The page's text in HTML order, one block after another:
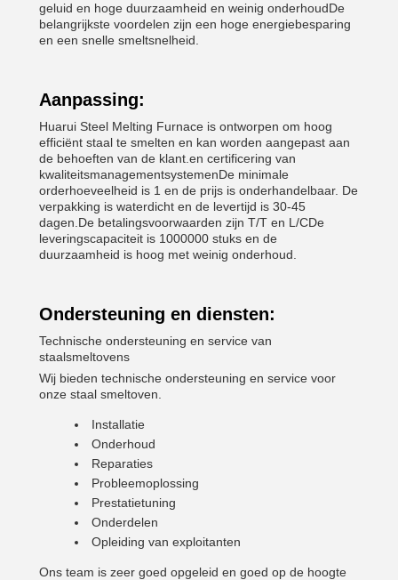
geluid en hoge duurzaamheid en weinig onderhoudDe
belangrijkste voordelen zijn een hoge energiebesparing
en een snelle smeltsnelheid.
Aanpassing:
Huarui Steel Melting Furnace is ontworpen om hoog
efficiënt staal te smelten en kan worden aangepast aan
de behoeften van de klant.en certificering van
kwaliteitsmanagementsystemenDe minimale
orderhoeveelheid is 1 en de prijs is onderhandelbaar. De
verpakking is waterdicht en de levertijd is 30-45
dagen.De betalingsvoorwaarden zijn T/T en L/CDe
leveringscapaciteit is 1000000 stuks en de
duurzaamheid is hoog met weinig onderhoud.
Ondersteuning en diensten:
Technische ondersteuning en service van
staalsmeltovens
Wij bieden technische ondersteuning en service voor
onze staal smeltoven.
Installatie
Onderhoud
Reparaties
Probleemoplossing
Prestatietuning
Onderdelen
Opleiding van exploitanten
Ons team is zeer goed opgeleid en goed op de hoogte